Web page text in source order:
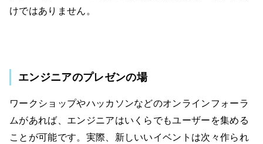
けではありません。
エンジニアのプレゼンの場
ワークショップやハッカソンなどのオンラインフォーラ
ムがあれば、エンジニアはいくらでもユーザーを集める
ことが可能です。実際、新しいいイベントは次々作られ